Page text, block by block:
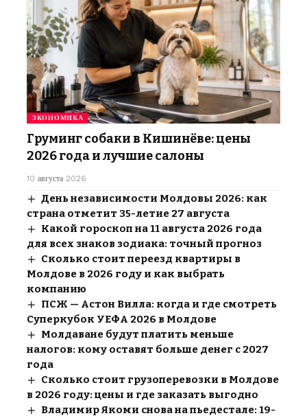
ЭКОНОМИКА
Груминг собаки в Кишинёве: цены
2026 года и лучшие салоны
10 августа 2026
День независимости Молдовы 2026: как
страна отметит 35-летие 27 августа
Какой гороскоп на 11 августа 2026 года
для всех знаков зодиака: точный прогноз
Сколько стоит переезд квартиры в
Молдове в 2026 году и как выбрать
компанию
ПСЖ — Астон Вилла: когда и где смотреть
Суперкубок УЕФА 2026 в Молдове
Молдаване будут платить меньше
налогов: кому оставят больше денег с 2027
года
Сколько стоит грузоперевозки в Молдове
в 2026 году: цены и где заказать выгодно
Владимир Якоми снова на пьедестале: 19-